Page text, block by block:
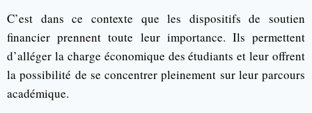
C’est dans ce contexte que les dispositifs de soutien
financier prennent toute leur importance. Ils permettent
d’alléger la charge économique des étudiants et leur offrent
la possibilité de se concentrer pleinement sur leur parcours
académique.